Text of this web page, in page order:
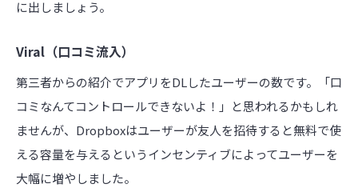
に出しましょう。
Viral（口コミ流入）
第三者からの紹介でアプリをDLしたユーザーの数です。「口
コミなんてコントロールできないよ！」と思われるかもしれ
ませんが、Dropboxはユーザーが友人を招待すると無料で使
える容量を与えるというインセンティブによってユーザーを
大幅に増やしました。